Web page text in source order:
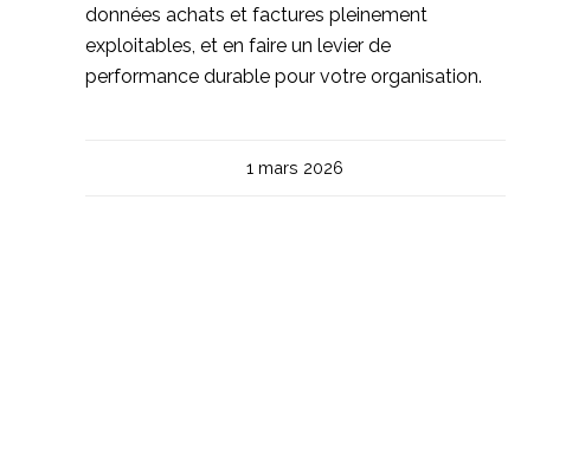
données achats et factures pleinement
exploitables, et en faire un levier de
performance durable pour votre organisation.
1 mars 2026